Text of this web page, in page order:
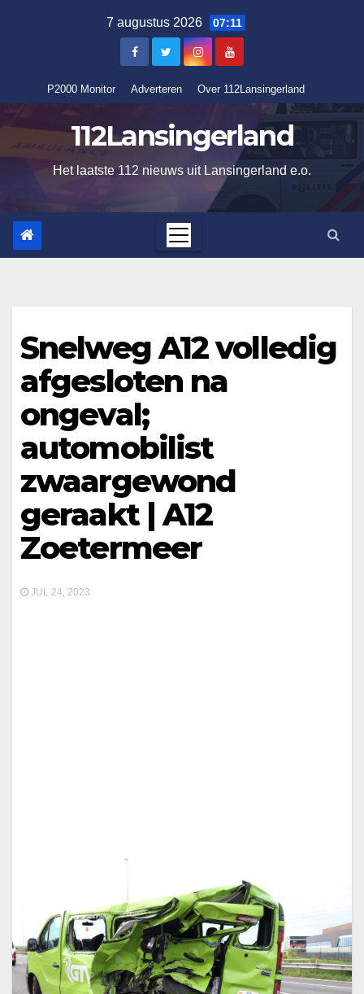
7 augustus 2026 07:11
P2000 Monitor Adverteren Over 112Lansingerland
112Lansingerland
Het laatste 112 nieuws uit Lansingerland e.o.
Snelweg A12 volledig
afgesloten na
ongeval;
automobilist
zwaargewond
geraakt | A12
Zoetermeer
JUL 24, 2023